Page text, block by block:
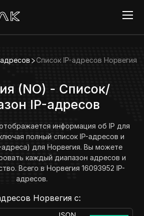
Список IP-адресов Норвегия
(NO) - Список/
IP-адресов
информация об IP для
полный список IP-адресов и
для Норвегия. Вы можете
каждый диапазон адресов и
Всего в Норвегия 16093952 IP-
адресов.
Норвегия с: